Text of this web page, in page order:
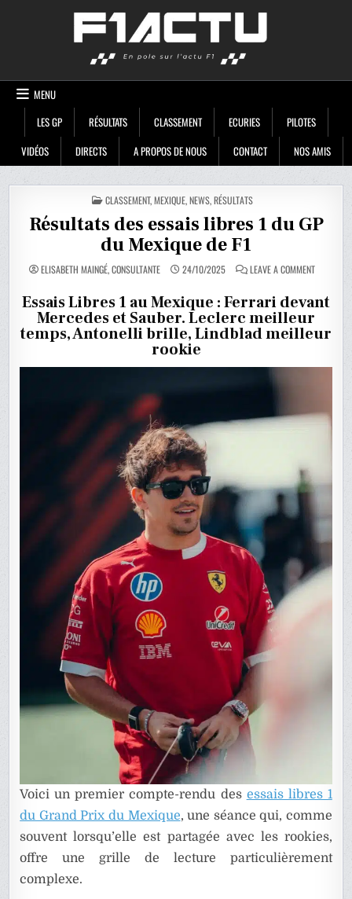
MENU
LES GP
RÉSULTATS CLASSEMENT ECURIES
PILOTES
VIDÉOS
DIRECTS A PROPOS DE NOUS CONTACT NOS AMIS
POSTED
IN
CLASSEMENT,MEXIQUE,NEWS,RÉSULTATS
Résultats des essais libres 1 du GP
du Mexique de F1
ELISABETH MAINGÉ, CONSULTANTE 24/10/2025 LEAVE A COMMENTON
ESSAIS
LIBRES
GP
Essais Libres 1 au Mexique : Ferrari devant
Mercedes et Sauber. Leclerc meilleur
temps, Antonelli brille, Lindblad meilleur
rookie
Voici un premier compte-rendu des essais libres 1
du Grand Prix du Mexique, une séance qui, comme
souvent lorsqu’elle est partagée avec les rookies,
offre une grille de lecture particulièrement
complexe.